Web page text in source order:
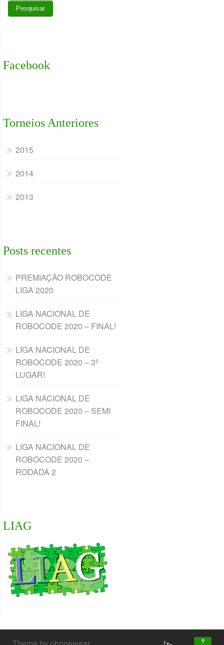
Facebook
Torneios Anteriores
2015
2014
2013
Posts recentes
PREMIAÇÃO ROBOCODE
LIGA 2020
LIGA NACIONAL DE
ROBOCODE 2020 – FINAL!
LIGA NACIONAL DE
ROBOCODE 2020 – 3º
LUGAR!
LIGA NACIONAL DE
ROBOCODE 2020 – SEMI
FINAL!
LIGA NACIONAL DE
ROBOCODE 2020 –
RODADA 2
LIAG
↑